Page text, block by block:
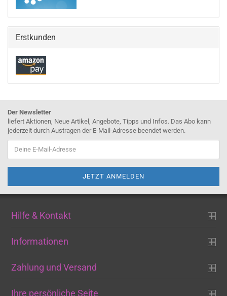
Erstkunden
Der Newsletter
liefert Aktionen, Neue Artikel, Angebote, Tipps und Infos. Das Abo kann
jederzeit durch Austragen der E-Mail-Adresse beendet werden.
Hilfe & Kontakt
Informationen
Zahlung und Versand
Ihre persönliche Seite